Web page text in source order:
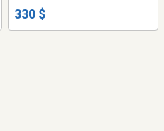
330 $